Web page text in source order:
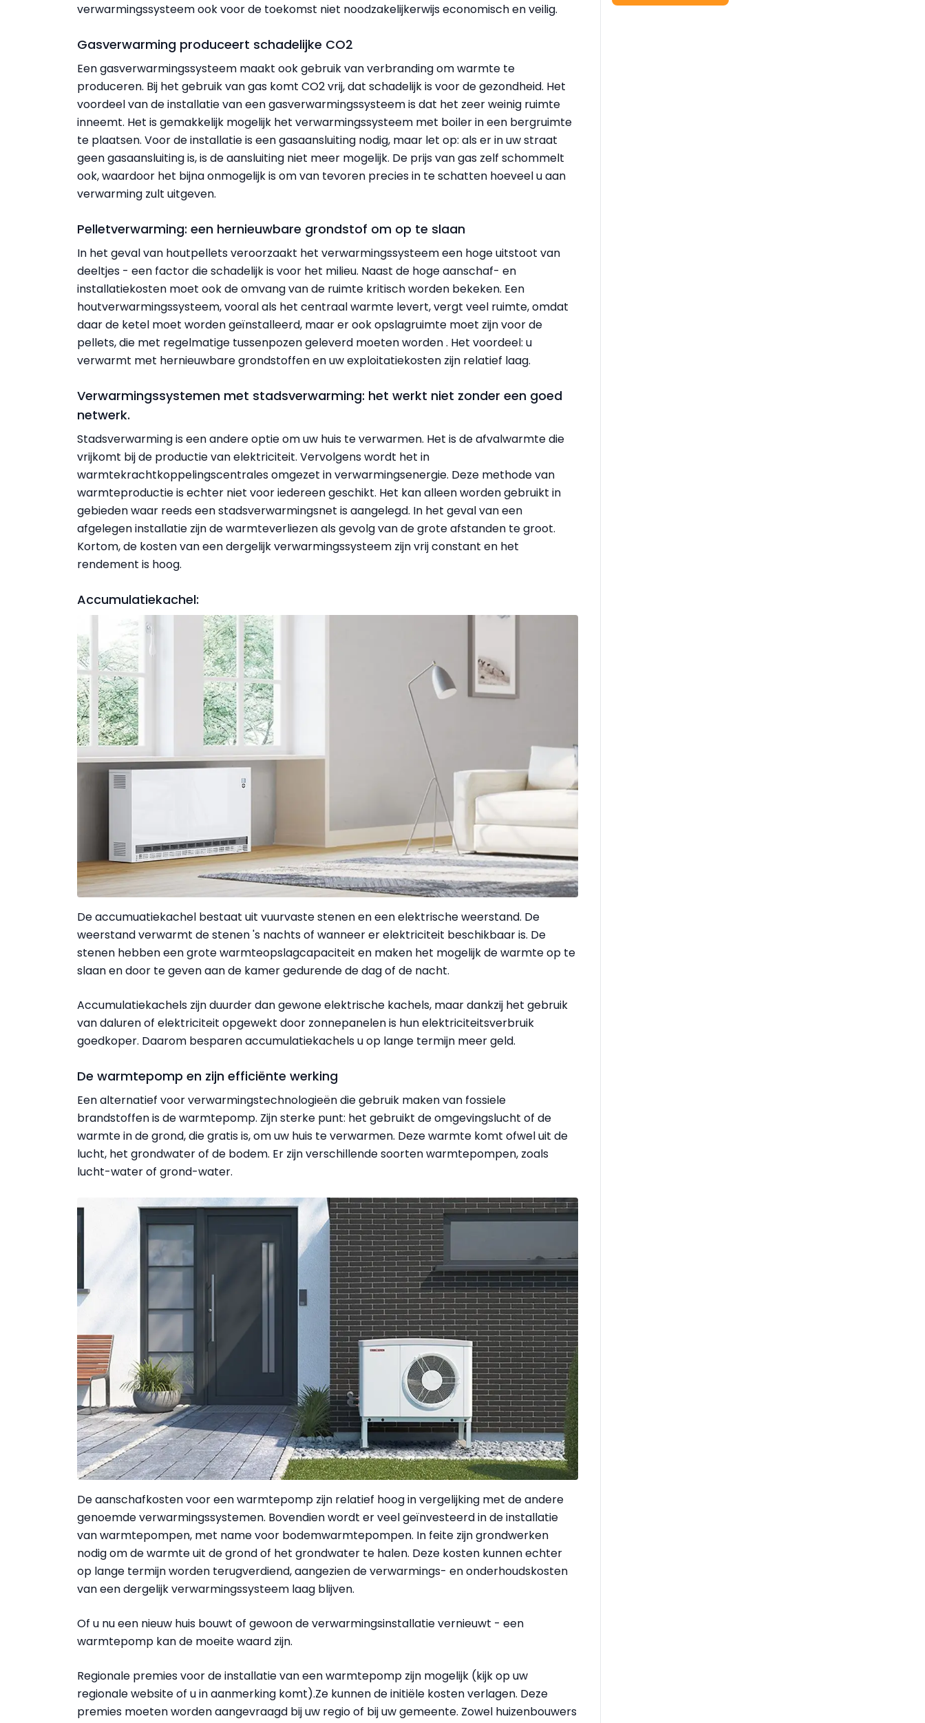
verwarmingssysteem ook voor de toekomst niet noodzakelijkerwijs economisch en veilig.
Gasverwarming produceert schadelijke CO2
Een gasverwarmingssysteem maakt ook gebruik van verbranding om warmte te
produceren. Bij het gebruik van gas komt CO2 vrij, dat schadelijk is voor de gezondheid. Het
voordeel van de installatie van een gasverwarmingssysteem is dat het zeer weinig ruimte
inneemt. Het is gemakkelijk mogelijk het verwarmingssysteem met boiler in een bergruimte
te plaatsen. Voor de installatie is een gasaansluiting nodig, maar let op: als er in uw straat
geen gasaansluiting is, is de aansluiting niet meer mogelijk. De prijs van gas zelf schommelt
ook, waardoor het bijna onmogelijk is om van tevoren precies in te schatten hoeveel u aan
verwarming zult uitgeven.
Pelletverwarming: een hernieuwbare grondstof om op te slaan
In het geval van houtpellets veroorzaakt het verwarmingssysteem een hoge uitstoot van
deeltjes - een factor die schadelijk is voor het milieu. Naast de hoge aanschaf- en
installatiekosten moet ook de omvang van de ruimte kritisch worden bekeken. Een
houtverwarmingssysteem, vooral als het centraal warmte levert, vergt veel ruimte, omdat
daar de ketel moet worden geïnstalleerd, maar er ook opslagruimte moet zijn voor de
pellets, die met regelmatige tussenpozen geleverd moeten worden . Het voordeel: u
verwarmt met hernieuwbare grondstoffen en uw exploitatiekosten zijn relatief laag.
Verwarmingssystemen met stadsverwarming: het werkt niet zonder een goed
netwerk.
Stadsverwarming is een andere optie om uw huis te verwarmen. Het is de afvalwarmte die
vrijkomt bij de productie van elektriciteit. Vervolgens wordt het in
warmtekrachtkoppelingscentrales omgezet in verwarmingsenergie. Deze methode van
warmteproductie is echter niet voor iedereen geschikt. Het kan alleen worden gebruikt in
gebieden waar reeds een stadsverwarmingsnet is aangelegd. In het geval van een
afgelegen installatie zijn de warmteverliezen als gevolg van de grote afstanden te groot.
Kortom, de kosten van een dergelijk verwarmingssysteem zijn vrij constant en het
rendement is hoog.
Accumulatiekachel:
De accumuatiekachel bestaat uit vuurvaste stenen en een elektrische weerstand. De
weerstand verwarmt de stenen 's nachts of wanneer er elektriciteit beschikbaar is. De
stenen hebben een grote warmteopslagcapaciteit en maken het mogelijk de warmte op te
slaan en door te geven aan de kamer gedurende de dag of de nacht.
Accumulatiekachels zijn duurder dan gewone elektrische kachels, maar dankzij het gebruik
van daluren of elektriciteit opgewekt door zonnepanelen is hun elektriciteitsverbruik
goedkoper. Daarom besparen accumulatiekachels u op lange termijn meer geld.
De warmtepomp en zijn efficiënte werking
Een alternatief voor verwarmingstechnologieën die gebruik maken van fossiele
brandstoffen is de warmtepomp. Zijn sterke punt: het gebruikt de omgevingslucht of de
warmte in de grond, die gratis is, om uw huis te verwarmen. Deze warmte komt ofwel uit de
lucht, het grondwater of de bodem. Er zijn verschillende soorten warmtepompen, zoals
lucht-water of grond-water.
De aanschafkosten voor een warmtepomp zijn relatief hoog in vergelijking met de andere
genoemde verwarmingssystemen. Bovendien wordt er veel geïnvesteerd in de installatie
van warmtepompen, met name voor bodemwarmtepompen. In feite zijn grondwerken
nodig om de warmte uit de grond of het grondwater te halen. Deze kosten kunnen echter
op lange termijn worden terugverdiend, aangezien de verwarmings- en onderhoudskosten
van een dergelijk verwarmingssysteem laag blijven.
Of u nu een nieuw huis bouwt of gewoon de verwarmingsinstallatie vernieuwt - een
warmtepomp kan de moeite waard zijn.
Regionale premies voor de installatie van een warmtepomp zijn mogelijk (kijk op uw
regionale website of u in aanmerking komt).Ze kunnen de initiële kosten verlagen. Deze
premies moeten worden aangevraagd bij uw regio of bij uw gemeente. Zowel huizenbouwers